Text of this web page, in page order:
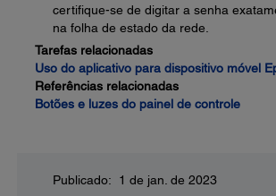
certifique-se de digitar a senha
na folha de estado da rede.
Tarefas relacionadas
Uso do aplicativo para dispositivo móvel
Referências relacionadas
Botões e luzes do painel de controle
Publicado: 1 de jan. de 2023